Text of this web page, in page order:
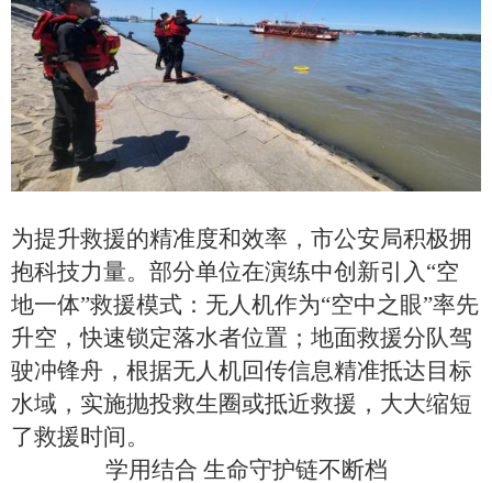
为提升救援的精准度和效率， 市公安局积极拥
抱科技力量。部分单位在演练中创新引入“空
地一体”救援模式：无人机作为“空中之眼”率先
升空，快速锁定落水者位置；地面救援分队驾
驶冲锋舟，根据无人机回传信息精准抵达目标
水域，实施抛投救生圈或抵近救援，大大缩短
了救援时间。
学用结合 生命守护链不断档